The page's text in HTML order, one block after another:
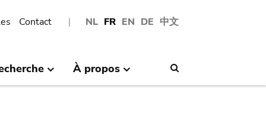
NL FR EN DE 中文
Contact
À propos